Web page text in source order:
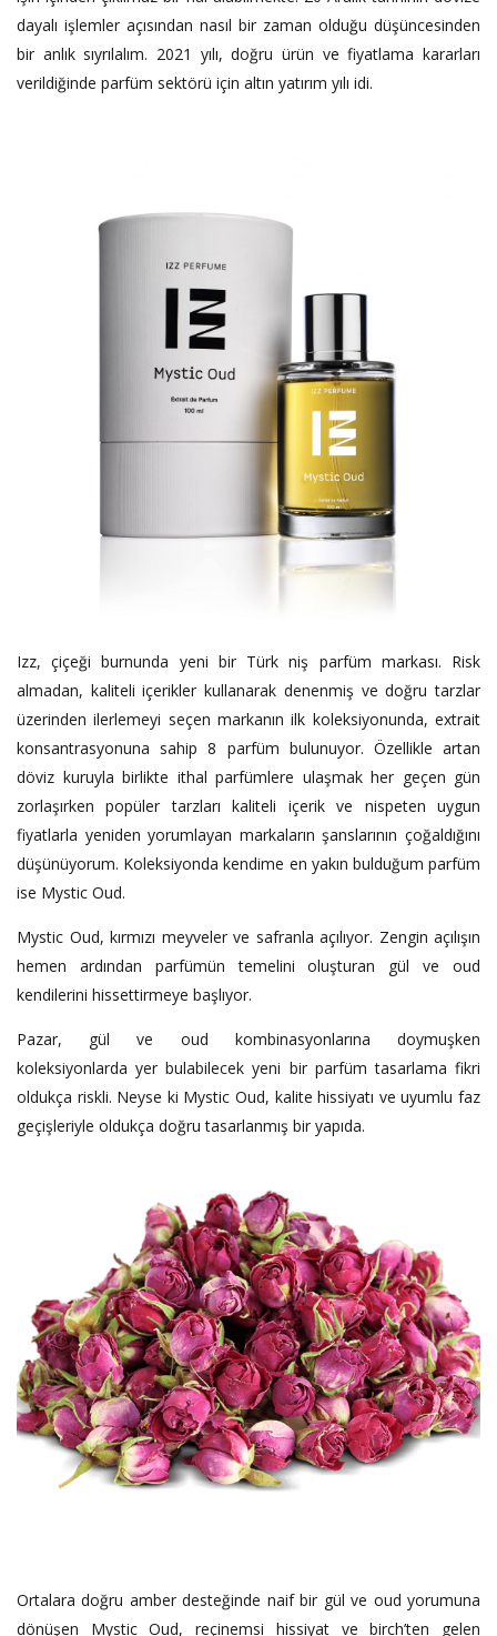
dayalı işlemler açısından nasıl bir zaman olduğu düşüncesinden
bir anlık sıyrılalım. 2021 yılı, doğru ürün ve fiyatlama kararları
verildiğinde parfüm sektörü için altın yatırım yılı idi.
Izz, çiçeği burnunda yeni bir Türk niş parfüm markası. Risk
almadan, kaliteli içerikler kullanarak denenmiş ve doğru tarzlar
üzerinden ilerlemeyi seçen markanın ilk koleksiyonunda, extrait
konsantrasyonuna sahip 8 parfüm bulunuyor. Özellikle artan
döviz kuruyla birlikte ithal parfümlere ulaşmak her geçen gün
zorlaşırken popüler tarzları kaliteli içerik ve nispeten uygun
fiyatlarla yeniden yorumlayan markaların şanslarının çoğaldığını
düşünüyorum. Koleksiyonda kendime en yakın bulduğum parfüm
ise Mystic Oud.
Mystic Oud, kırmızı meyveler ve safranla açılıyor. Zengin açılışın
hemen ardından parfümün temelini oluşturan gül ve oud
kendilerini hissettirmeye başlıyor.
Pazar, gül ve oud kombinasyonlarına doymuşken
koleksiyonlarda yer bulabilecek yeni bir parfüm tasarlama fikri
oldukça riskli. Neyse ki Mystic Oud, kalite hissiyatı ve uyumlu faz
geçişleriyle oldukça doğru tasarlanmış bir yapıda.
Ortalara doğru amber desteğinde naif bir gül ve oud yorumuna
dönüşen Mystic Oud, reçinemsi hissiyat ve birch’ten gelen